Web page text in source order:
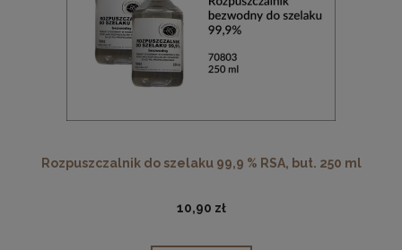
Rozpuszczalnik do szelaku 99,9 % RSA, but. 250 ml
10,90 zł